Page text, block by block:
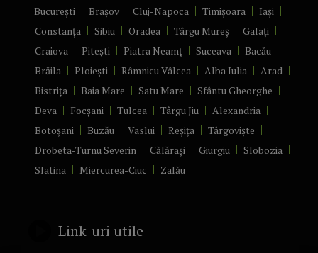
București Brașov Cluj-Napoca Timișoara
Iași
Constanța
Sibiu Oradea Târgu Mureș
Galați
Craiova
Pitești Piatra Neamț Suceava
Bacău
Brăila
Ploiești Râmnicu Vâlcea Alba Iulia
Arad
Bistrița
Baia Mare Satu Mare
Sfântu Gheorghe
Deva
Focșani Tulcea Târgu Jiu
Alexandria
Botoșani
Buzău Vaslui Reșița
Târgoviște
Drobeta-Turnu Severin
Călărași Giurgiu
Slobozia
Slatina
Miercurea-Ciuc Zalău
Link-uri utile